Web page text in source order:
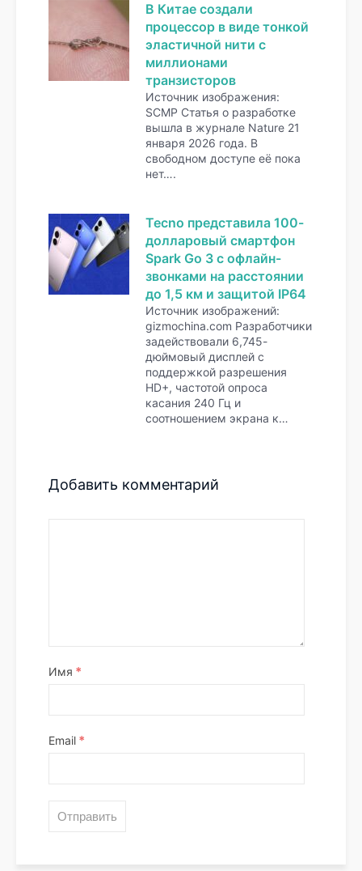
В Китае создали
процессор в виде тонкой
эластичной нити с
миллионами
транзисторов
Источник изображения:
SCMP Статья о разработке
вышла в журнале Nature 21
января 2026 года. В
свободном доступе её пока
нет….
Tecno представила 100-
долларовый смартфон
Spark Go 3 с офлайн-
звонками на расстоянии
до 1,5 км и защитой IP64
Источник изображений:
gizmochina.com Разработчики
задействовали 6,745-
дюймовый дисплей с
поддержкой разрешения
HD+, частотой опроса
касания 240 Гц и
соотношением экрана к…
Добавить комментарий
Имя *
Email *